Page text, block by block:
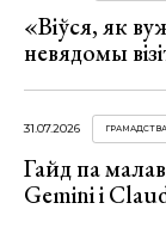
«Віўся, як
невядомы
31.07.2026 ГРАМАДСТВА
Гайд па
Gemini і